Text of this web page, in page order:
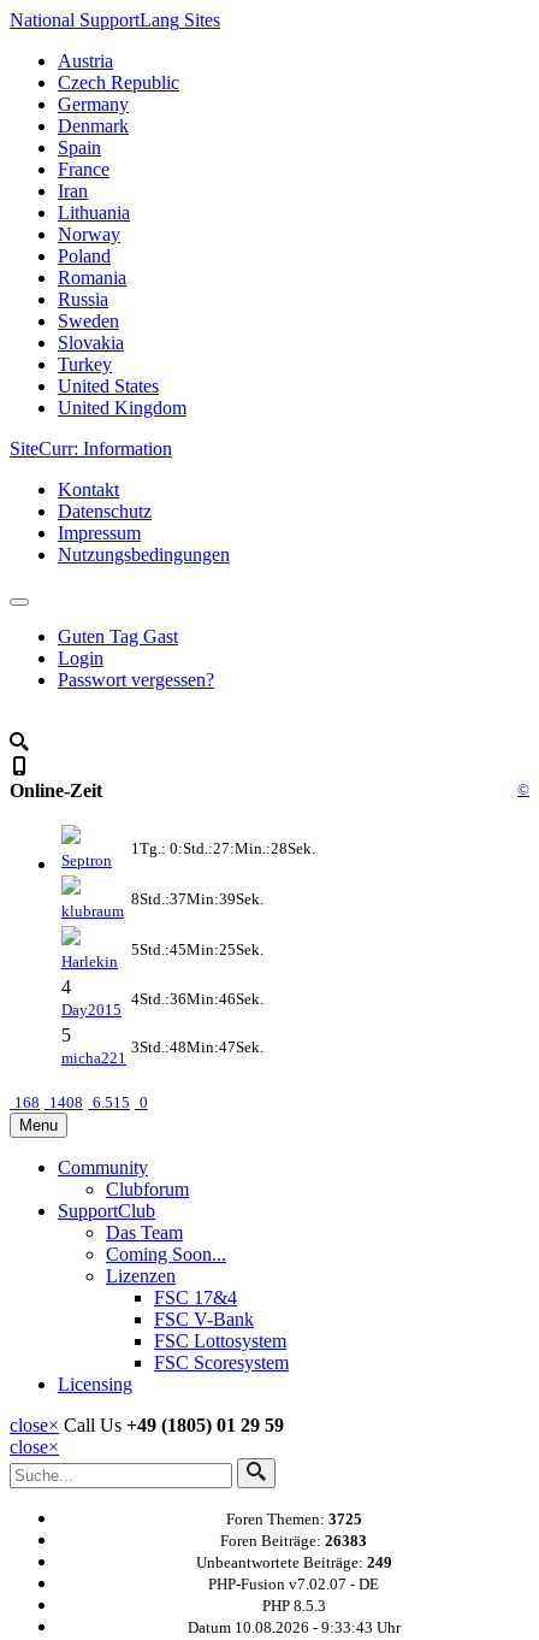
National SupportLang Sites
Austria
Czech Republic
Germany
Denmark
Spain
France
Iran
Lithuania
Norway
Poland
Romania
Russia
Sweden
Slovakia
Turkey
United States
United Kingdom
SiteCurr: Information
Kontakt
Datenschutz
Impressum
Nutzungsbedingungen
Guten Tag Gast
Login
Passwort vergessen?
Online-Zeit ©
Septron
1Tg.: 0:Std.:27:Min.:28Sek.
klubraum
8Std.:37Min:39Sek.
Harlekin
5Std.:45Min:25Sek.
4
Day2015
4Std.:36Min:46Sek.
5
micha221
3Std.:48Min:47Sek.
168 1408 6.515 0
Menu
Community
Clubforum
SupportClub
Das Team
Coming Soon...
Lizenzen
FSC 17&4
FSC V-Bank
FSC Lottosystem
FSC Scoresystem
Licensing
close× Call Us +49 (1805) 01 29 59
close×
Foren Themen: 3725
Foren Beiträge: 26383
Unbeantwortete Beiträge: 249
PHP-Fusion v7.02.07 - DE
PHP 8.5.3
Datum 10.08.2026 - 9:33:43 Uhr